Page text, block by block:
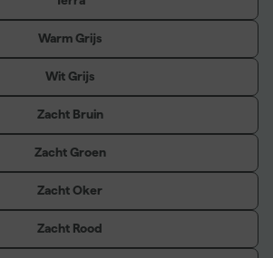
Warm Grijs
Wit Grijs
Zacht Bruin
Zacht Groen
Zacht Oker
Zacht Rood